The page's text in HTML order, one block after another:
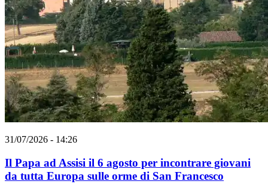
31/07/2026 - 14:26
Il Papa ad Assisi il 6 agosto per incontrare giovani
da tutta Europa sulle orme di San Francesco